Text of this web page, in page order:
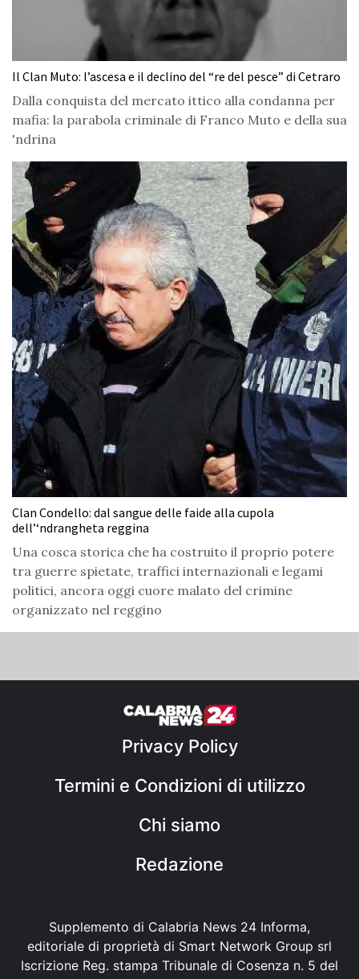
Il Clan Muto: l’ascesa e il declino del “re del pesce” di Cetraro
Dalla conquista del mercato ittico alla condanna per
mafia: la parabola criminale di Franco Muto e della sua
'ndrina
Clan Condello: dal sangue delle faide alla cupola
dell’‘ndrangheta reggina
Una cosca storica che ha costruito il proprio potere
tra guerre spietate, traffici internazionali e legami
politici, ancora oggi cuore malato del crimine
organizzato nel reggino
Privacy Policy
Termini e Condizioni di utilizzo
Chi siamo
Redazione
Supplemento di Calabria News 24 Informa,
editoriale di proprietà di Smart Network Group srl
Iscrizione Reg. stampa Tribunale di Cosenza n. 5 del